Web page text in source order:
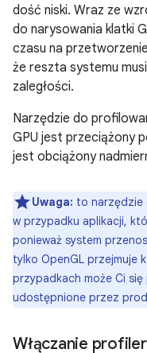
dość niski. Wraz ze
do narysowania klatki
czasu na
że reszta systemu
zaległości.
Narzędzie do
GPU jest przeciążony
jest obciążony
Uwaga: to narzędzie
w przypadku aplikacji,
ponieważ system
tylko OpenGL przejmuje
przypadkach może Ci
udostępnione przez
Włączanie